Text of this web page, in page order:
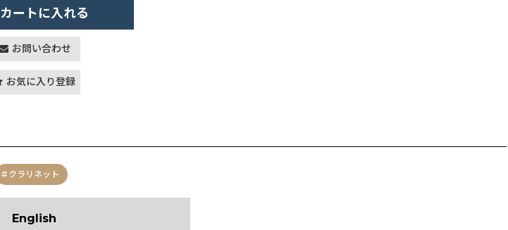
カートに入れる
お問い合わせ
お気に入り登録
クラリネット
English